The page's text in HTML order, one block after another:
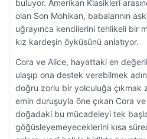
buluyor. Amerikan Klasikleri
olan Son Mohikan, babalarının
uğrayınca kendilerini tehlikeli bir
kız kardeşin öyküsünü anlatıyor.
Cora ve Alice, hayattaki en değerli
ulaşıp ona destek verebilmek
doğru zorlu bir yolculuğa çıkmak
emin duruşuyla öne çıkan Cora
doğadaki bu mücadeleyi tek
göğüsleyemeyeceklerini kısa